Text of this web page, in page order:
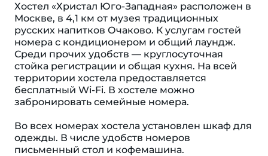
Хостел «Христал Юго-Западная» расположен в
Москве, в 4,1 км от музея традиционных
русских напитков Очаково. К услугам гостей
номера с кондиционером и общий лаундж.
Среди прочих удобств — круглосуточная
стойка регистрации и общая кухня. На всей
территории хостела предоставляется
бесплатный Wi-Fi. В хостеле можно
забронировать семейные номера.
Во всех номерах хостела установлен шкаф для
одежды. В числе удобств номеров
письменный стол и кофемашина.